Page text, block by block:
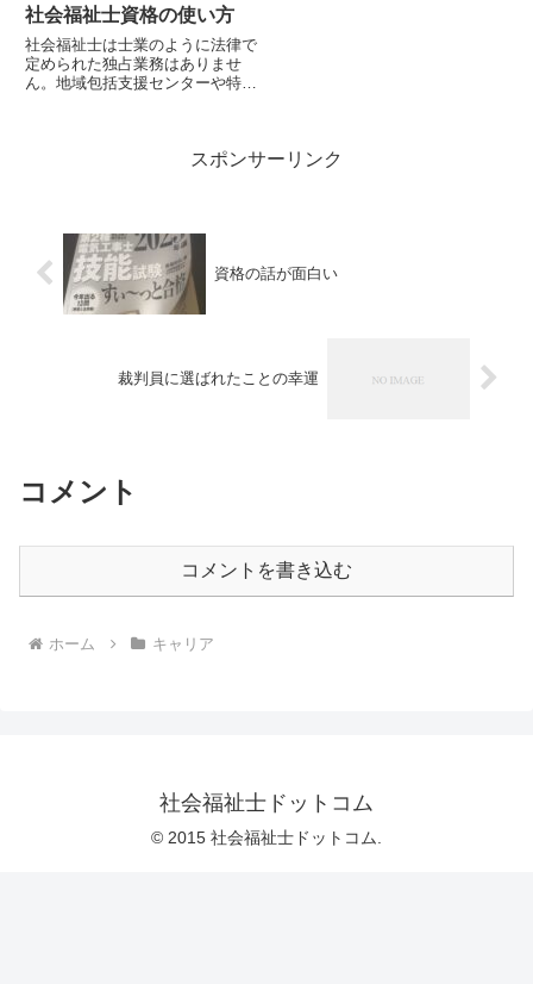
社会福祉士資格の使い方
社会福祉士は士業のように法律で
定められた独占業務はありませ
ん。地域包括支援センターや特養
士は生き方にかかわる資格です。スポンサーリンク
資格の話が面白い
裁判員に選ばれたことの幸運
コメント
コメントを書き込む
ホーム キャリア
社会福祉士ドットコム
© 2015 社会福祉士ドットコム.